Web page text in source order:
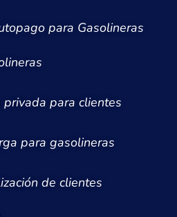
para Gasolineras
para clientes
para gasolineras
de clientes